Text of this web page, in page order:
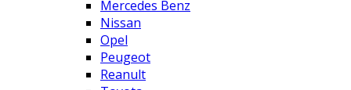
Mercedes Benz
Nissan
Opel
Peugeot
Reanult